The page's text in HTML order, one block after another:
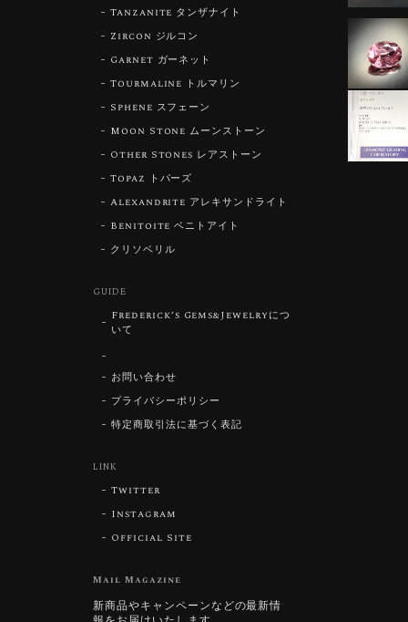
Tanzanite タンザナイト
Zircon ジルコン
Garnet ガーネット
Tourmaline トルマリン
Sphene スフェーン
Moon Stone ムーンストーン
Other Stones レアストーン
Topaz トパーズ
Alexandrite アレキサンドライト
Benitoite ベニトアイト
クリソベリル
GUIDE
Frederick’s Gems&Jewelryにつ
いて
お問い合わせ
プライバシーポリシー
特定商取引法に基づく表記
LINK
Twitter
Instagram
Official Site
Mail Magazine
新商品やキャンペーンなどの最新情